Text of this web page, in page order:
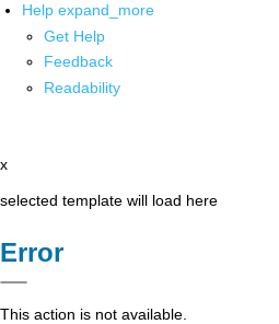
Help expand_more
Get Help
Feedback
Readability
x
selected template will load here
Error
This action is not available.